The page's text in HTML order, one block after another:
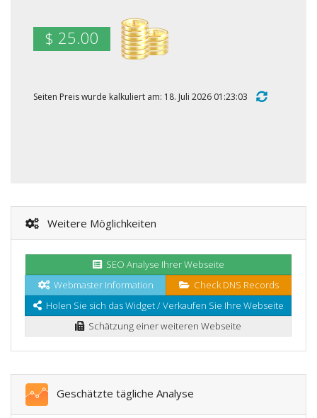
$ 25.00
Seiten Preis wurde kalkuliert am: 18. Juli 2026 01:23:03
Weitere Möglichkeiten
SEO Analyse Ihrer Webseite
Webmaster Information
Check DNS Records
Holen Sie sich das Widget / Verkaufen Sie Ihre Webseite
Schätzung einer weiteren Webseite
Geschätzte tägliche Analyse